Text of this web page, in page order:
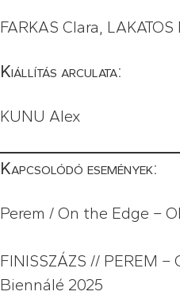
FARKAS Clara,
Kiállítás arculata:
KUNU Alex
Kapcsolódó események:
Perem / On the Edge –
FINISSZÁZS // PEREM
Biennálé 2025